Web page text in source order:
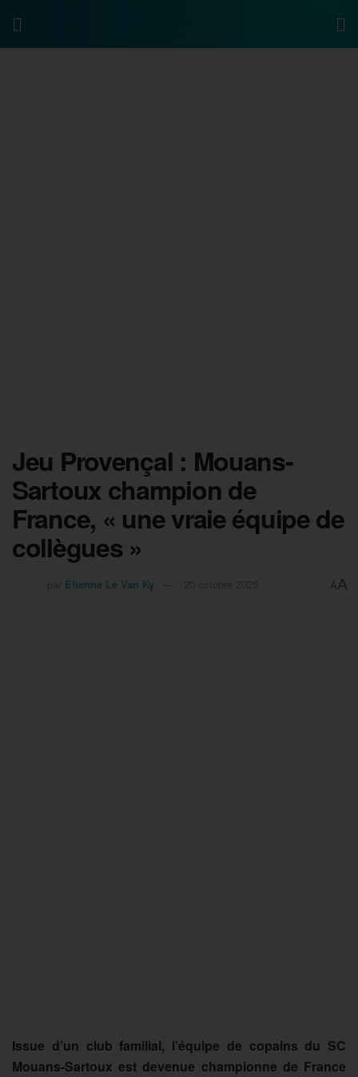
Jeu Provençal : Mouans-
Sartoux champion de
France, « une vraie équipe de
collègues »
Etienne Le Van Ky AA
Issue d’un club familial, l’équipe de copains du SC
Mouans-Sartoux est devenue championne de France